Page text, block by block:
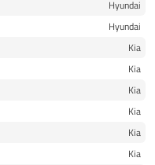
Hyundai
Hyundai
Kia
Kia
Kia
Kia
Kia
Kia